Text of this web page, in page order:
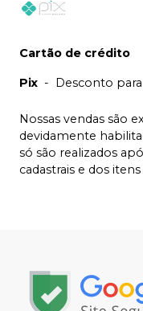
Cartão de crédito
Pix - Desconto
Nossas vendas são
devidamente
só são realizados
cadastrais e dos